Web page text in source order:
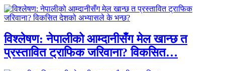
विश्लेषण: नेपालीको आम्दानीसँग मेल खान्छ त
प्रस्तावित ट्राफिक जरिवाना? विकसित…